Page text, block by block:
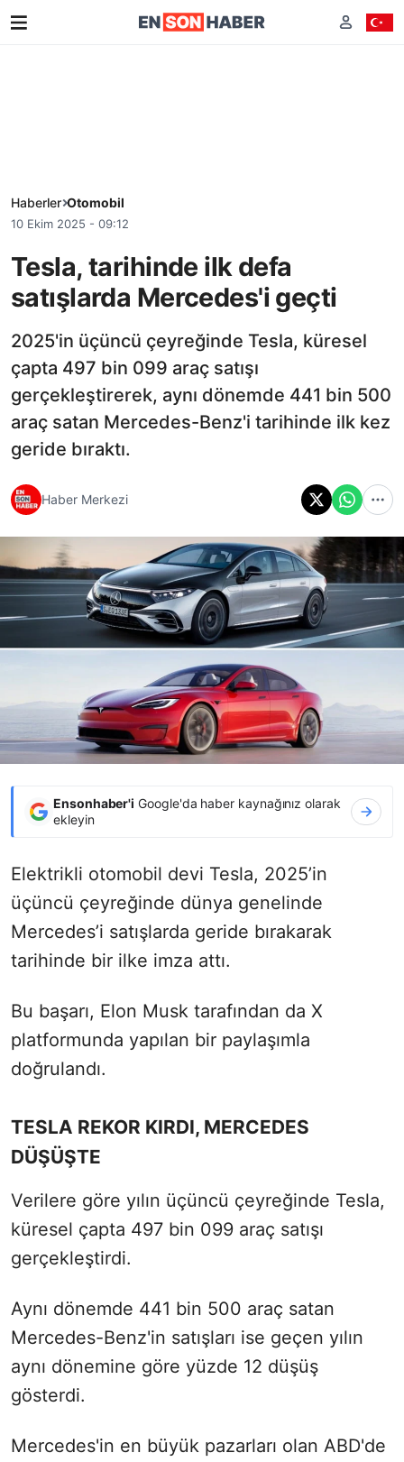
Haberler Otomobil
10 Ekim 2025 - 09:12
Tesla, tarihinde ilk defa
satışlarda Mercedes'i geçti
2025'in üçüncü çeyreğinde Tesla, küresel
çapta 497 bin 099 araç satışı
gerçekleştirerek, aynı dönemde 441 bin 500
araç satan Mercedes-Benz'i tarihinde ilk kez
geride bıraktı.
Haber Merkezi
Ensonhaber'i Google'da haber kaynağınız olarak
ekleyin
Elektrikli otomobil devi Tesla, 2025’in
üçüncü çeyreğinde dünya genelinde
Mercedes’i satışlarda geride bırakarak
tarihinde bir ilke imza attı.
Bu başarı, Elon Musk tarafından da X
platformunda yapılan bir paylaşımla
doğrulandı.
TESLA REKOR KIRDI, MERCEDES
DÜŞÜŞTE
Verilere göre yılın üçüncü çeyreğinde Tesla,
küresel çapta 497 bin 099 araç satışı
gerçekleştirdi.
Aynı dönemde 441 bin 500 araç satan
Mercedes-Benz'in satışları ise geçen yılın
aynı dönemine göre yüzde 12 düşüş
gösterdi.
Mercedes'in en büyük pazarları olan ABD'de